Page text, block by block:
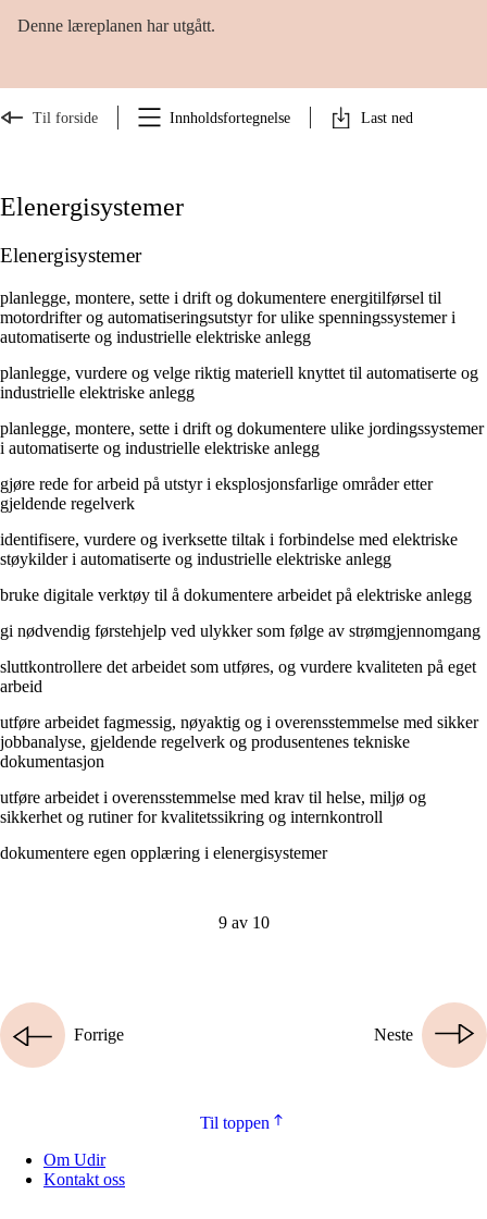
Denne læreplanen har utgått.
Til forside Innholdsfortegnelse Last ned
Elenergisystemer
Elenergisystemer
planlegge, montere, sette i drift og dokumentere energitilførsel til
motordrifter og automatiseringsutstyr for ulike spenningssystemer i
automatiserte og industrielle elektriske anlegg
planlegge, vurdere og velge riktig materiell knyttet til automatiserte og
industrielle elektriske anlegg
planlegge, montere, sette i drift og dokumentere ulike jordingssystemer
i automatiserte og industrielle elektriske anlegg
gjøre rede for arbeid på utstyr i eksplosjonsfarlige områder etter
gjeldende regelverk
identifisere, vurdere og iverksette tiltak i forbindelse med elektriske
støykilder i automatiserte og industrielle elektriske anlegg
bruke digitale verktøy til å dokumentere arbeidet på elektriske anlegg
gi nødvendig førstehjelp ved ulykker som følge av strømgjennomgang
sluttkontrollere det arbeidet som utføres, og vurdere kvaliteten på eget
arbeid
utføre arbeidet fagmessig, nøyaktig og i overensstemmelse med sikker
jobbanalyse, gjeldende regelverk og produsentenes tekniske
dokumentasjon
utføre arbeidet i overensstemmelse med krav til helse, miljø og
sikkerhet og rutiner for kvalitetssikring og internkontroll
dokumentere egen opplæring i elenergisystemer
9 av 10
Neste
Forrige
Til toppen
Om Udir
Kontakt oss